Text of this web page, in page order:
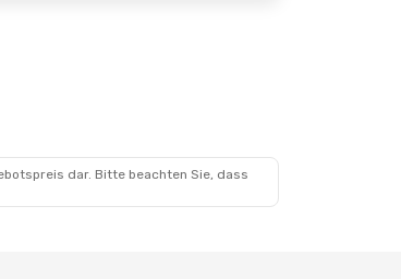
dar. Bitte beachten Sie, dass